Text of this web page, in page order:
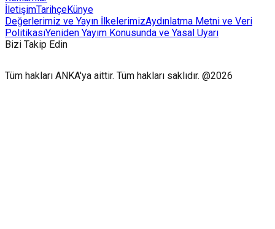
İletişimTarihçeKünye
Değerlerimiz ve Yayın İlkelerimizAydınlatma Metni ve Veri
PolitikasıYeniden Yayım Konusunda ve Yasal Uyarı
Bizi Takip Edin
Tüm hakları ANKA'ya aittir. Tüm hakları saklıdır. @2026